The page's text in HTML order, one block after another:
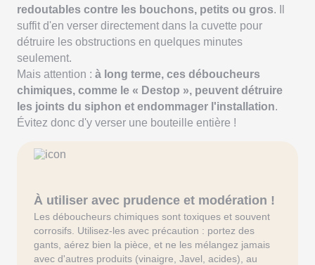
redoutables contre les bouchons, petits ou gros. Il
suffit d'en verser directement dans la cuvette pour
détruire les obstructions en quelques minutes
seulement.
Mais attention : à long terme, ces déboucheurs
chimiques, comme le « Destop », peuvent détruire
les joints du siphon et endommager l'installation.
Évitez donc d'y verser une bouteille entière !
À utiliser avec prudence et modération !
Les déboucheurs chimiques sont toxiques et souvent
corrosifs. Utilisez-les avec précaution : portez des
gants, aérez bien la pièce, et ne les mélangez jamais
avec d'autres produits (vinaigre, Javel, acides), au